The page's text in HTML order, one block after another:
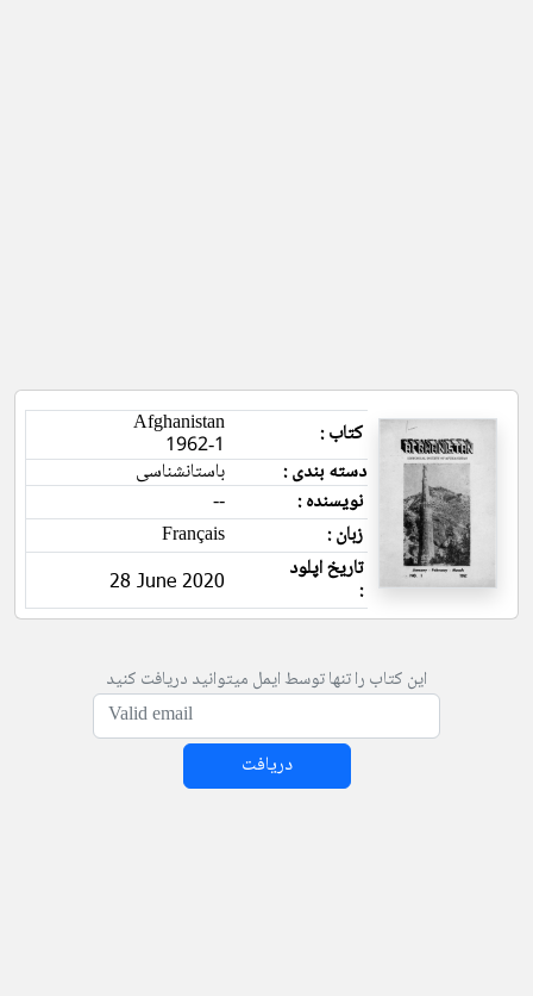
کتاب : Afghanistan
1962-1
دسته بندی :
باستانشناسی
نویسنده :
--
زبان :
Français
تاریخ اپلود
:
28 June 2020
این کتاب را تنها توسط ایمل میتوانید دریافت کنید
دریافت